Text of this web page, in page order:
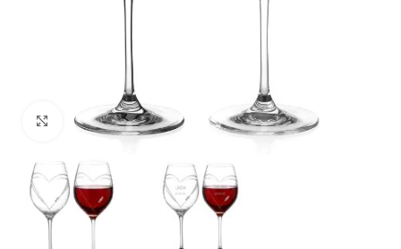
Klik om te vergroten